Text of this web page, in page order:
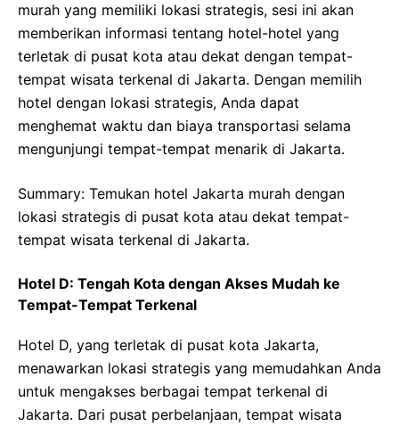
murah yang memiliki lokasi strategis, sesi ini akan
memberikan informasi tentang hotel-hotel yang
terletak di pusat kota atau dekat dengan tempat-
tempat wisata terkenal di Jakarta. Dengan memilih
hotel dengan lokasi strategis, Anda dapat
menghemat waktu dan biaya transportasi selama
mengunjungi tempat-tempat menarik di Jakarta.
Summary: Temukan hotel Jakarta murah dengan
lokasi strategis di pusat kota atau dekat tempat-
tempat wisata terkenal di Jakarta.
Hotel D: Tengah Kota dengan Akses Mudah ke
Tempat-Tempat Terkenal
Hotel D, yang terletak di pusat kota Jakarta,
menawarkan lokasi strategis yang memudahkan Anda
untuk mengakses berbagai tempat terkenal di
Jakarta. Dari pusat perbelanjaan, tempat wisata